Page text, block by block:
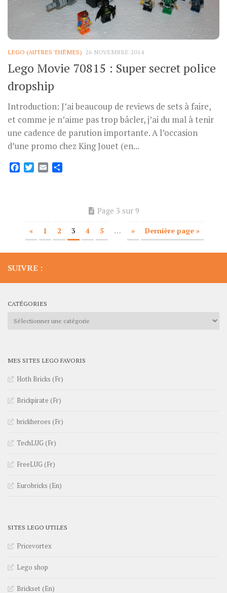
LEGO (AUTRES THÈMES) 26 NOVEMBRE 2014
Lego Movie 70815 : Super secret police
dropship
Introduction: J’ai beaucoup de reviews de sets à faire,
et comme je n’aime pas trop bâcler, j’ai du mal à tenir
une cadence de parution importante. A l’occasion
d’une promo chez King Jouet (en...
Facebook
Twitter
Email
Page 3 sur 9
« 1 2 3 4 5 … » Dernière page »
SUIVRE :
CATÉGORIES
Catégories
MES SITES LEGO FAVORIS
Hoth Bricks (Fr)
Brickpirate (Fr)
brickheroes (Fr)
TechLUG (Fr)
FreeLUG (Fr)
Eurobricks (En)
SITES LEGO UTILES
Pricevortex
Lego shop
Brickset (En)